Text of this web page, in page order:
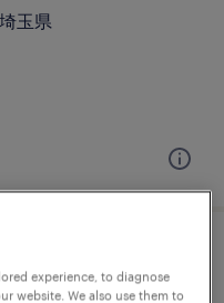
玉県
experience, to diagnose
website. We also use them to